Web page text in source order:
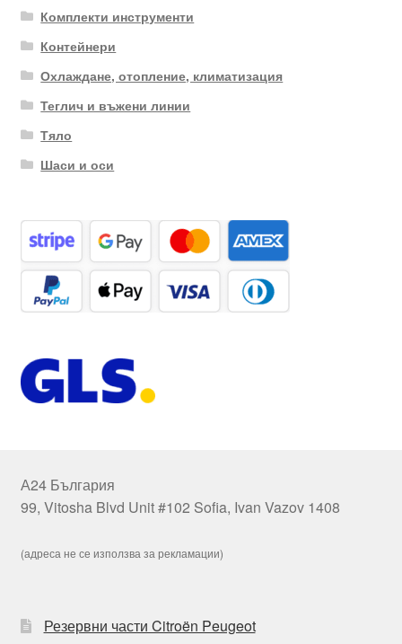
Комплекти инструменти
Контейнери
Охлаждане, отопление, климатизация
Теглич и въжени линии
Тяло
Шаси и оси
А24 България
99, Vitosha Blvd Unit #102 Sofia, Ivan Vazov 1408
(адреса не се използва за рекламации)
Резервни части Citroën Peugeot